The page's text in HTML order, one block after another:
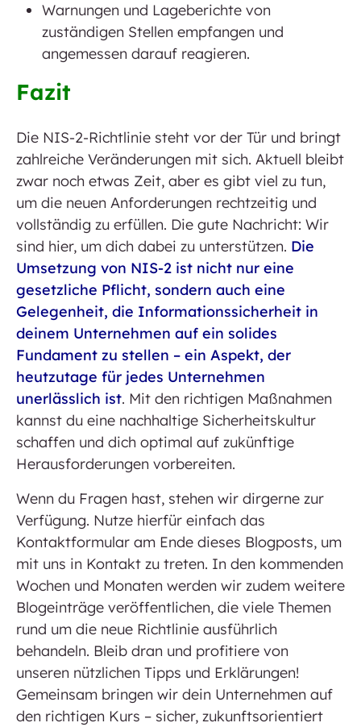
Warnungen und Lageberichte von
zuständigen Stellen empfangen und
angemessen darauf reagieren.
Fazit
Die NIS-2-Richtlinie steht vor der Tür und bringt
zahlreiche Veränderungen mit sich. Aktuell bleibt
zwar noch etwas Zeit, aber es gibt viel zu tun,
um die neuen Anforderungen rechtzeitig und
vollständig zu erfüllen. Die gute Nachricht: Wir
sind hier, um dich dabei zu unterstützen. Die
Umsetzung von NIS-2 ist nicht nur eine
gesetzliche Pflicht, sondern auch eine
Gelegenheit, die Informationssicherheit in
deinem Unternehmen auf ein solides
Fundament zu stellen – ein Aspekt, der
heutzutage für jedes Unternehmen
unerlässlich ist. Mit den richtigen Maßnahmen
kannst du eine nachhaltige Sicherheitskultur
schaffen und dich optimal auf zukünftige
Herausforderungen vorbereiten.
Wenn du Fragen hast, stehen wir dirgerne zur
Verfügung. Nutze hierfür einfach das
Kontaktformular am Ende dieses Blogposts, um
mit uns in Kontakt zu treten. In den kommenden
Wochen und Monaten werden wir zudem weitere
Blogeinträge veröffentlichen, die viele Themen
rund um die neue Richtlinie ausführlich
behandeln. Bleib dran und profitiere von
unseren nützlichen Tipps und Erklärungen!
Gemeinsam bringen wir dein Unternehmen auf
den richtigen Kurs – sicher, zukunftsorientiert